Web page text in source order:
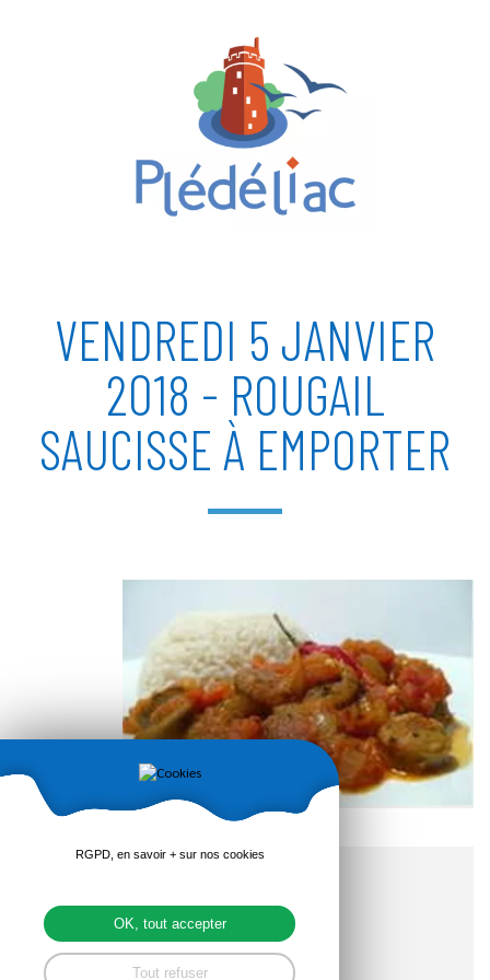
VENDREDI 5 JANVIER
2018 - ROUGAIL
SAUCISSE À EMPORTER
pledeliac.fr/article/pr...
RGPD, en savoir + sur nos cookies
OK, tout accepter
Tout refuser